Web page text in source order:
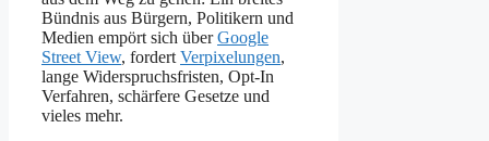
Bündnis aus Bürgern, Politikern und
Medien empört sich überGoogle
Street View, fordert Verpixelungen,
lange Widerspruchsfristen, Opt-In
Verfahren, schärfere Gesetze und
vieles mehr.